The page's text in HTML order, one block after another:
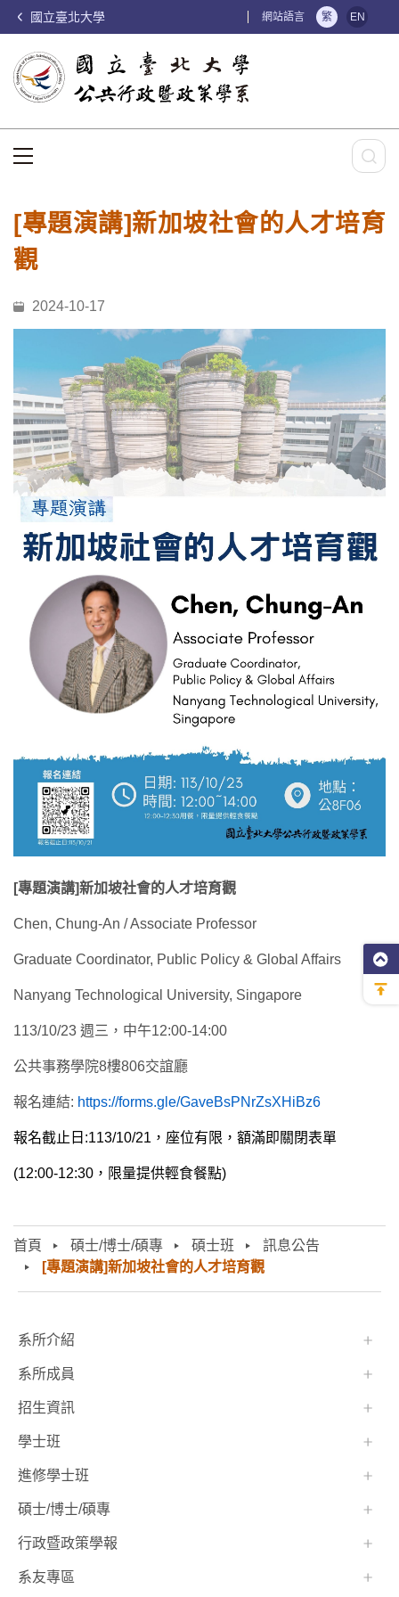
國立臺北大學 網站語言 繁 EN
首頁 碩士/博士/碩專 碩士班
訊息公告
[專題演講]新加坡社會的人才培育觀
[專題演講]新加坡社會的人才培育
觀
2024-10-17
[專題演講]新加坡社會的人才培育觀
Chen, Chung-An / Associate Professor
Graduate Coordinator, Public Policy & Global Affairs
Nanyang Technological University, Singapore
113/10/23 週三，中午12:00-14:00
公共事務學院8樓806交誼廳
報名連結: https://forms.gle/GaveBsPNrZsXHiBz6
報名截止日:113/10/21 ，座位有限，額滿即關閉表單
(12:00-12:30，限量提供輕食餐點)
:::
系所介紹
系所成員
招生資訊
學士班⠀⠀
進修學士班
碩士/博士/碩專
行政暨政策學報
系友專區